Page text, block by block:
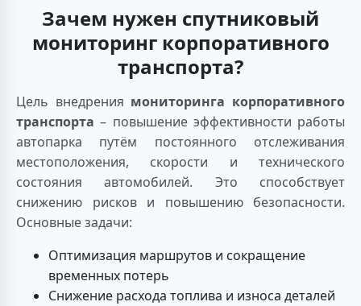
Зачем нужен спутниковый
мониторинг корпоративного
транспорта?
Цель внедрения мониторинга корпоративного
транспорта – повышение эффективности работы
автопарка путём постоянного отслеживания
местоположения, скорости и технического
состояния автомобилей. Это способствует
снижению рисков и повышению безопасности.
Основные задачи:
Оптимизация маршрутов и сокращение
временных потерь
Снижение расхода топлива и износа деталей